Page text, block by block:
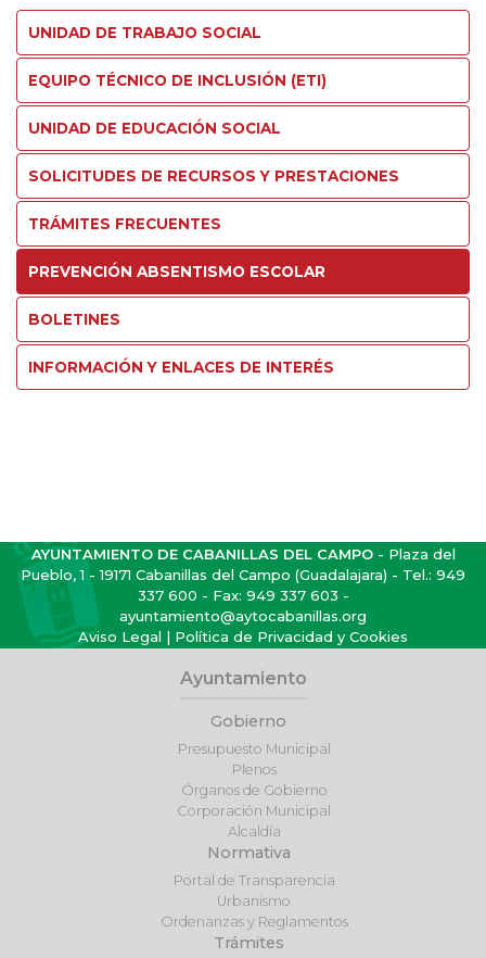
UNIDAD DE TRABAJO SOCIAL
EQUIPO TÉCNICO DE INCLUSIÓN (ETI)
UNIDAD DE EDUCACIÓN SOCIAL
SOLICITUDES DE RECURSOS Y PRESTACIONES
TRÁMITES FRECUENTES
PREVENCIÓN ABSENTISMO ESCOLAR
BOLETINES
INFORMACIÓN Y ENLACES DE INTERÉS
AYUNTAMIENTO DE CABANILLAS DEL CAMPO- Plaza del
Pueblo, 1 - 19171 Cabanillas del Campo (Guadalajara) - Tel.: 949
337 600 - Fax: 949 337 603 -
ayuntamiento@aytocabanillas.org
Aviso Legal | Política de Privacidad y Cookies
Ayuntamiento
Gobierno
Presupuesto Municipal
Plenos
Órganos de Gobierno
Corporación Municipal
Alcaldía
Normativa
Portal de Transparencia
Urbanismo
Ordenanzas y Reglamentos
Trámites